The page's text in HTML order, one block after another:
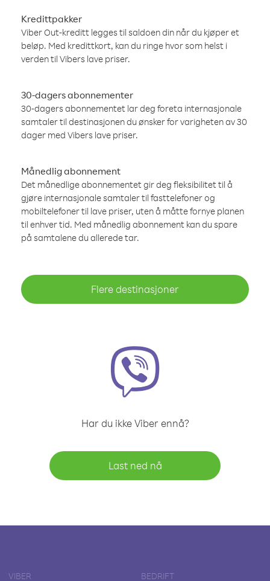
Kredittpakker
Viber Out-kreditt legges til saldoen din når du kjøper et
beløp. Med kredittkort, kan du ringe hvor som helst i
verden til Vibers lave priser.
30-dagers abonnementer
30-dagers abonnementet lar deg foreta internasjonale
samtaler til destinasjonen du ønsker for varigheten av 30
dager med Vibers lave priser.
Månedlig abonnement
Det månedlige abonnementet gir deg fleksibilitet til å
gjøre internasjonale samtaler til fasttelefoner og
mobiltelefoner til lave priser, uten å måtte fornye planen
til enhver tid. Med månedlig abonnement kan du spare
på samtalene du allerede tar.
Flere destinasjoner
Har du ikke Viber ennå?
Last ned nå
VIBER BEDRIFT